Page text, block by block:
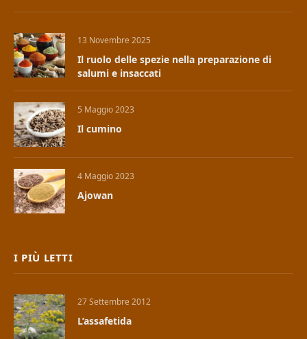
13 Novembre 2025
Il ruolo delle spezie nella preparazione di
salumi e insaccati
5 Maggio 2023
Il cumino
4 Maggio 2023
Ajowan
I PIÙ LETTI
27 Settembre 2012
L’assafetida